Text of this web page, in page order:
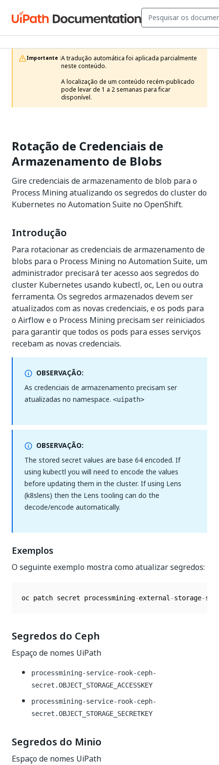
Importante :A tradução automática foi aplicada parcialmente
neste conteúdo.
A localização de um conteúdo recém-publicado
pode levar de 1 a 2 semanas para ficar
disponível.
Rotação de Credenciais de
Armazenamento de Blobs
Gire credenciais de armazenamento de blob para o
Process Mining atualizando os segredos do cluster do
Kubernetes no Automation Suite no OpenShift.
Introdução
Para rotacionar as credenciais de armazenamento de
blobs para o Process Mining no Automation Suite, um
administrador precisará ter acesso aos segredos do
cluster Kubernetes usando kubectl, oc, Len ou outra
ferramenta. Os segredos armazenados devem ser
atualizados com as novas credenciais, e os pods para
o Airflow e o Process Mining precisam ser reiniciados
para garantir que todos os pods para esses serviços
recebam as novas credenciais.
OBSERVAÇÃO:
As credenciais de armazenamento precisam ser
atualizadas no namespace. <uipath>
OBSERVAÇÃO:
The stored secret values are base 64 encoded. If
using kubectl you will need to encode the values
before updating them in the cluster. If using Lens
(k8slens) then the Lens tooling can do the
decode/encode automatically.
Exemplos
O seguinte exemplo mostra como atualizar segredos:
oc patch secret processmining-external -storage-
Segredos do Ceph
Espaço de nomes UiPath
processmining-service-rook-ceph-
secret.OBJECT_STORAGE_ACCESSKEY
processmining-service-rook-ceph-
secret.OBJECT_STORAGE_SECRETKEY
Segredos do Minio
Espaço de nomes UiPath